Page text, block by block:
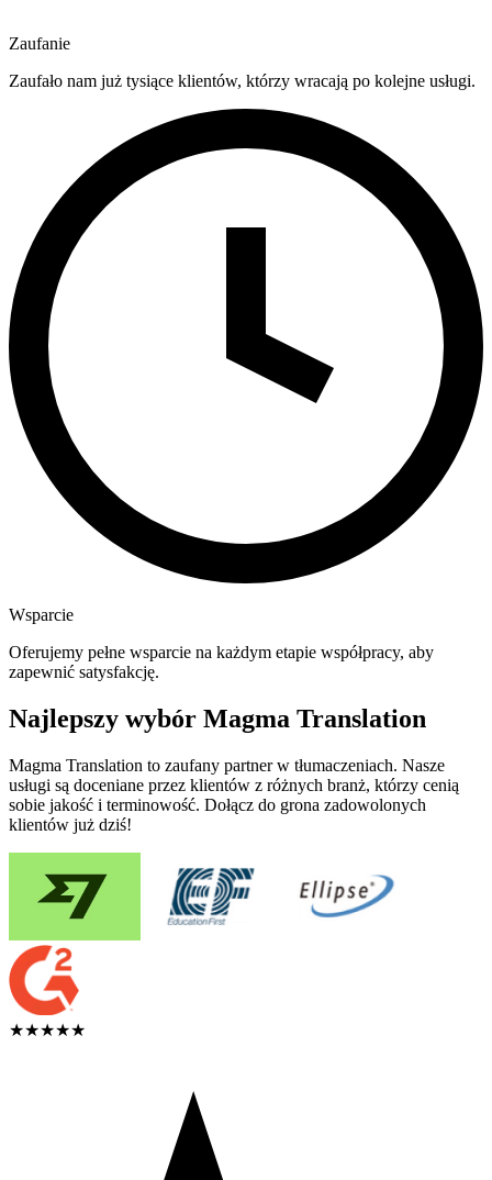
Zaufanie
Zaufało nam już tysiące klientów, którzy wracają po kolejne usługi.
Wsparcie
Oferujemy pełne wsparcie na każdym etapie współpracy, aby
zapewnić satysfakcję.
Najlepszy wybór Magma Translation
Magma Translation to zaufany partner w tłumaczeniach. Nasze
usługi są doceniane przez klientów z różnych branż, którzy cenią
sobie jakość i terminowość. Dołącz do grona zadowolonych
klientów już dziś!
★★★★★